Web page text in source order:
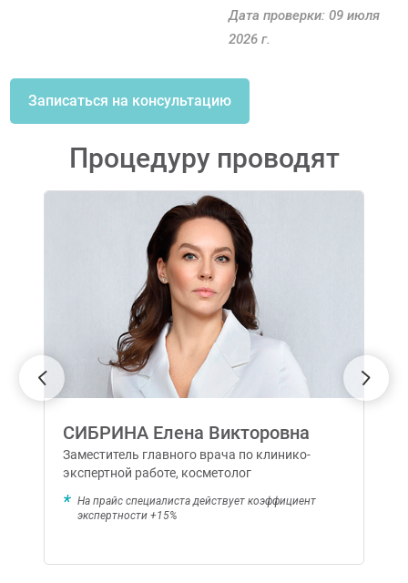
Дата проверки: 09 июля
2026 г.
Записаться на консультацию
Процедуру проводят
СИБРИНА Елена Викторовна
Заместитель главного врача по клинико-
экспертной работе, косметолог
На прайс специалиста действует коэффициент
экспертности +15%